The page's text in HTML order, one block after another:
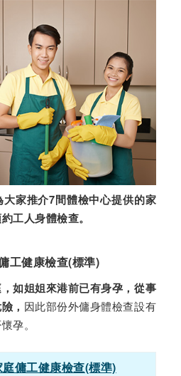
大家推介7間體檢中心提供的家
工人身體檢查。
工健康檢查(標準)
如姐姐來港前已有身孕，從事
， 因此部份外傭身體檢查設有
孕。
傭工健康檢查(標準)